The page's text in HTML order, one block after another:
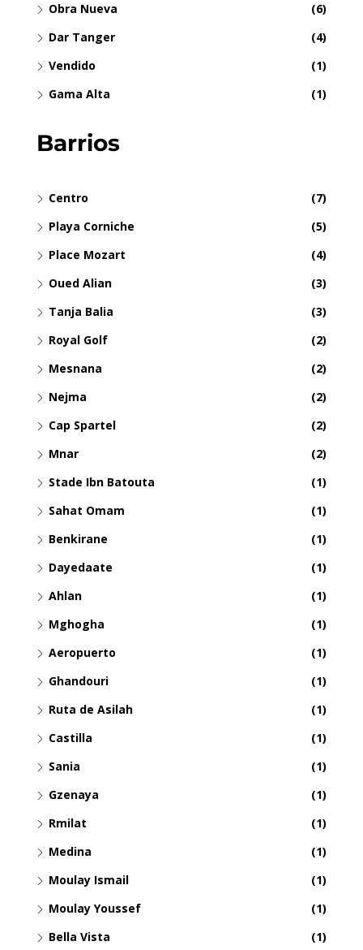
Obra Nueva
(6)
Dar Tanger
(4)
Vendido
(1)
Gama Alta
(1)
Barrios
Centro
(7)
Playa Corniche
(5)
Place Mozart
(4)
Oued Alian
(3)
Tanja Balia
(3)
Royal Golf
(2)
Mesnana
(2)
Nejma
(2)
Cap Spartel
(2)
Mnar
(2)
Stade Ibn Batouta
(1)
Sahat Omam
(1)
Benkirane
(1)
Dayedaate
(1)
Ahlan
(1)
Mghogha
(1)
Aeropuerto
(1)
Ghandouri
(1)
Ruta de Asilah
(1)
Castilla
(1)
Sania
(1)
Gzenaya
(1)
Rmilat
(1)
Medina
(1)
Moulay Ismail
(1)
Moulay Youssef
(1)
Bella Vista
(1)